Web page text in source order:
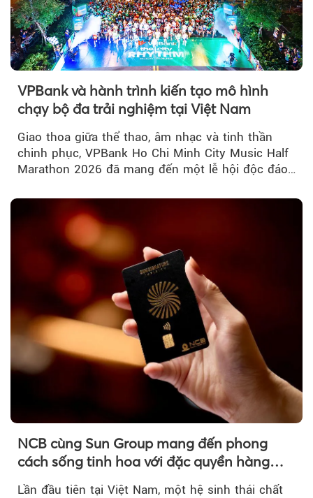
VPBank và hành trình kiến tạo mô hình
chạy bộ đa trải nghiệm tại Việt Nam
Giao thoa giữa thể thao, âm nhạc và tinh thần
chinh phục, VPBank Ho Chi Minh City Music Half
Marathon 2026 đã mang đến một lễ hội độc đáo
NCB cùng Sun Group mang đến phong
cách sống tinh hoa với đặc quyền hàng
đầu Việt Nam
Lần đầu tiên tại Việt Nam, một hệ sinh thái chất